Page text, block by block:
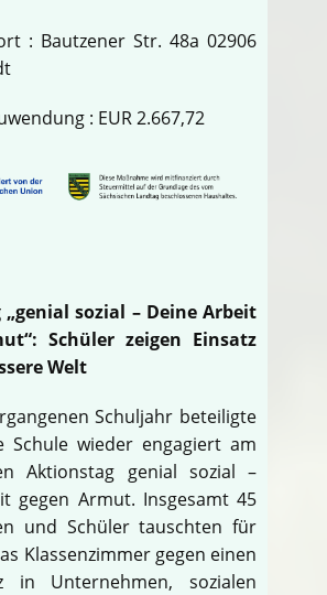
: Bautzener Str. 48a 02906
: EUR 2.667,72
sozial – Deine Arbeit
Schüler zeigen Einsatz
Welt
Schuljahr beteiligte
Schule wieder engagiert am
Aktionstag genial sozial –
gegen Armut. Insgesamt 45
und Schüler tauschten für
Klassenzimmer gegen einen
in Unternehmen, sozialen